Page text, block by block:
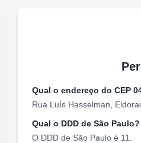
Qual o endereço do CEP
Rua Luís Hasselman
Qual o DDD de São Paulo?
O DDD de São Paulo é 11